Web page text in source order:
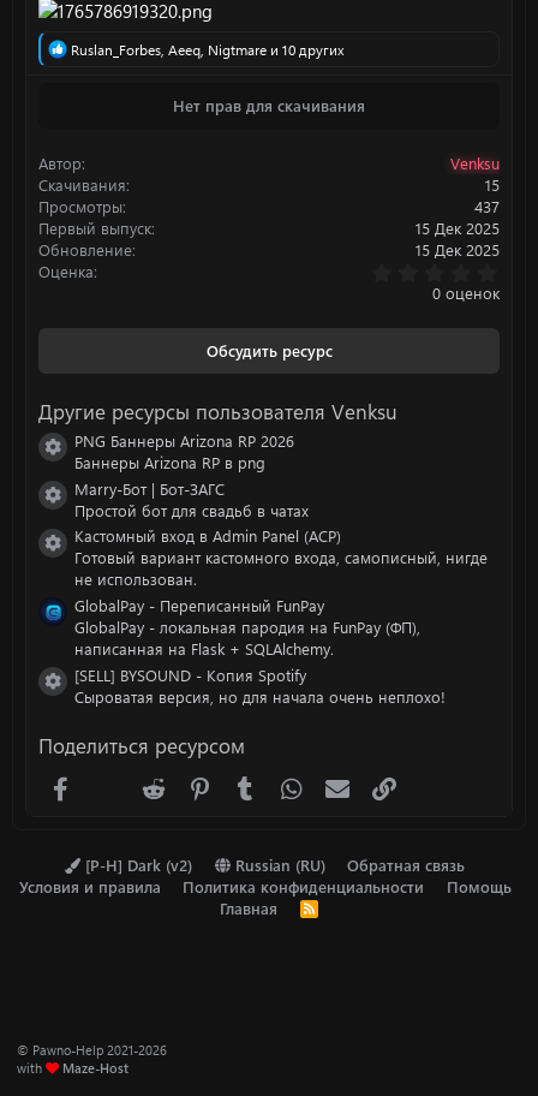
Р
и
:
Ruslan_Forbes, Aeeq, Nigtmare и 10 других
Нет прав для скачивания
Автор
Venksu
Скачивания
15
Просмотры
437
Первый выпуск
15 Дек 2025
Обновление
15 Дек 2025
Оценка
.
0
0 оценок
Обсудить ресурс
Другие ресурсы пользователя Venksu
Иконка ресурса
PNG Баннеры Arizona RP 2026
Баннеры Arizona RP в png
Иконка ресурса
Marry-Бот | Бот-ЗАГС
Простой бот для свадьб в чатах
Иконка ресурса
Кастомный вход в Admin Panel (ACP)
Готовый вариант кастомного входа, самописный, нигде
не использован.
GlobalPay - Переписанный FunPay
GlobalPay - локальная пародия на FunPay (ФП),
написанная на Flask + SQLAlchemy.
Иконка ресурса
[SELL] BYSOUND - Копия Spotify
Сыроватая версия, но для начала очень неплохо!
Поделиться ресурсом
FacebookX (Twitter)
Reddit PinterestTumblr WhatsAppЭлектронная почта
[P-H] Dark (v2) Russian (RU)
Обратная связь
Условия и правила
Политика конфиденциальности
Помощь
Главная
R
© Pawno-Help 2021-2026
with
Maze-Host